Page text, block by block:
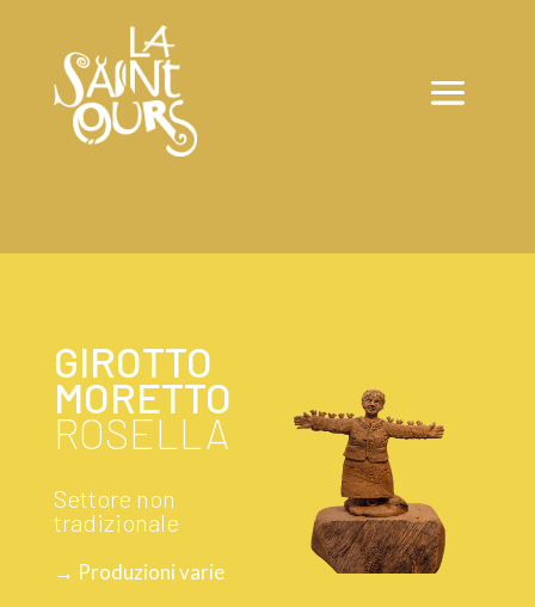
GIROTTO
MORETTO
ROSELLA
Settore non
tradizionale
→ Produzioni varie